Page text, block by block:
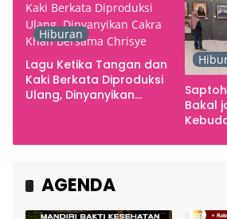
Hiburan
Lagu Ketika Tangan dan
Kaki Berkata Diproduksi
Ulang, Dinyanyikan
Bakal
AGENDA